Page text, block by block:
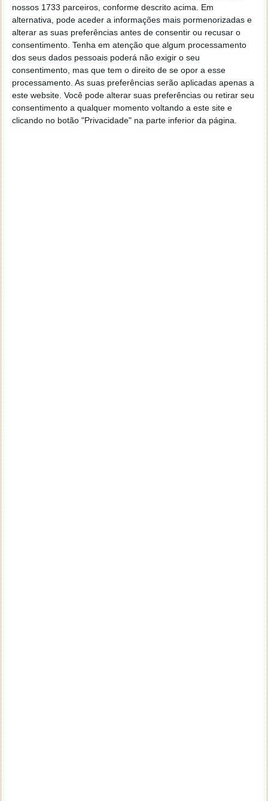
nossos 1733 parceiros, conforme descrito acima. Em
alternativa, pode aceder a informações mais pormenorizadas e
alterar as suas preferências antes de consentir ou recusar o
consentimento. Tenha em atenção que algum processamento
dos seus dados pessoais poderá não exigir o seu
consentimento, mas que tem o direito de se opor a esse
processamento. As suas preferências serão aplicadas apenas a
este website. Você pode alterar suas preferências ou retirar seu
consentimento a qualquer momento voltando a este site e
clicando no botão "Privacidade" na parte inferior da página.
Tanto a Intel como a AMD continuam focadas e
empenhadas em produzir os seus equipamentos
através das mais avançadas tecnologias. E apesar de
os números de 2022 não terem sido muito
animadores e este de 2023 também não estar a
começar com o pé direito, as empresas mantêm a
esperança que os próximos meses sejam mais
positivos e promissores.